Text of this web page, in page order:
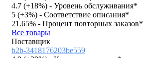
4.7 (+18%) - Уровень обслуживания*
5 (+3%) - Соответствие описания*
21.65% - Процент повторных заказов*
Все товары
Поставщик
b2b-3418176203be559